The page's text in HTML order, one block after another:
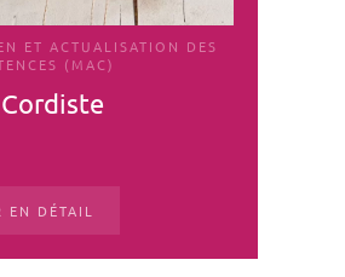
ET ACTUALISATION DES
(MAC)
EN DÉTAIL